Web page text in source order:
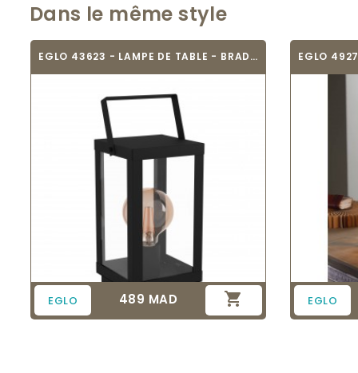
Dans le même style
EGLO 43623 - LAMPE DE TABLE - BRADFORD 1
EGLO Prix
489 MAD  EGLO